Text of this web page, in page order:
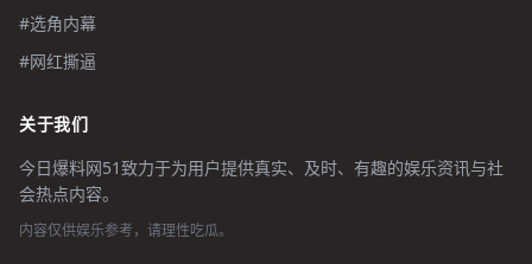
#选角内幕
#网红撕逼
关于我们
今日爆料网51致力于为用户提供真实、及时、有趣的娱乐资讯与社
会热点内容。
内容仅供娱乐参考，请理性吃瓜。